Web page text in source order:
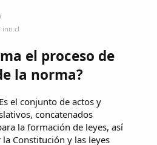
inn.cl
el proceso de
la norma?
el conjunto de actos y
concatenados
la formación de leyes, así
Constitución y las leyes